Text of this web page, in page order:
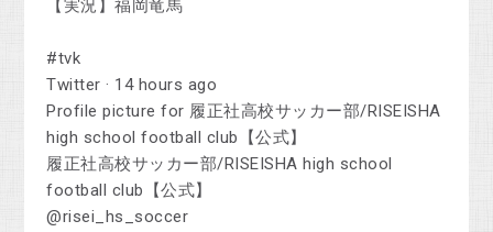
【実況】福岡竜馬
#tvk
Twitter · 14 hours ago
Profile picture for 履正社高校サッカー部/RISEISHA
high school football club【公式】
履正社高校サッカー部/RISEISHA high school
football club【公式】
@risei_hs_soccer